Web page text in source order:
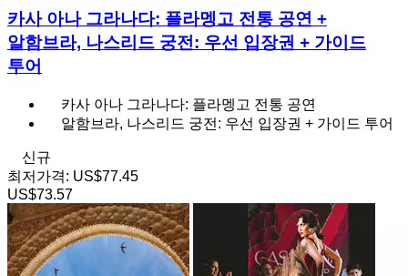
카사 아나 그라나다: 플라멩고 전통 공연 +
알함브라, 나스리드 궁전: 우선 입장권 + 가이드
투어
카사 아나 그라나다: 플라멩고 전통 공연
알함브라, 나스리드 궁전: 우선 입장권 + 가이드 투어
신규
최저가격: US$77.45
US$73.57